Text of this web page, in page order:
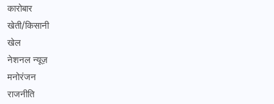
कारोबार
खेती/किसानी
खेल
नेशनल न्यूज़
मनोरंजन
राजनीति